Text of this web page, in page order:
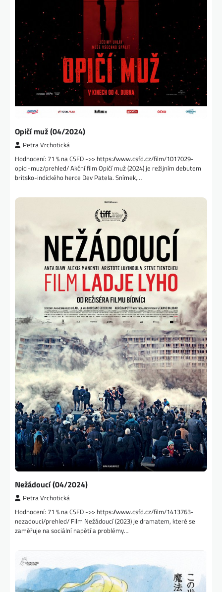
Opičí muž (04/2024)
Petra Vrchotická
Hodnocení: 71 % na CSFD ->> https://www.csfd.cz/film/1017029-
opici-muz/prehled/ Akční film Opičí muž (2024) je režijním debutem
britsko-indického herce Dev Patela. Snímek,…
Nežádoucí (04/2024)
Petra Vrchotická
Hodnocení: 71 % na CSFD ->> https://www.csfd.cz/film/1413763-
nezadouci/prehled/ Film Nežádoucí (2023) je dramatem, které se
zaměřuje na sociální napětí a problémy…